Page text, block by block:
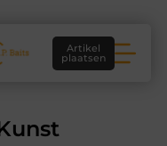
Artikel
plaatsen